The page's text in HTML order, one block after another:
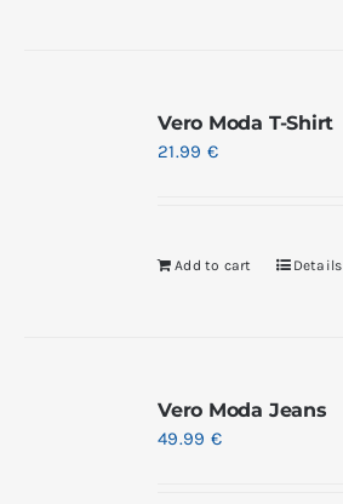
Vero Moda T-Shirt
21.99 €
Add to cart Details
Vero Moda Jeans
49.99 €